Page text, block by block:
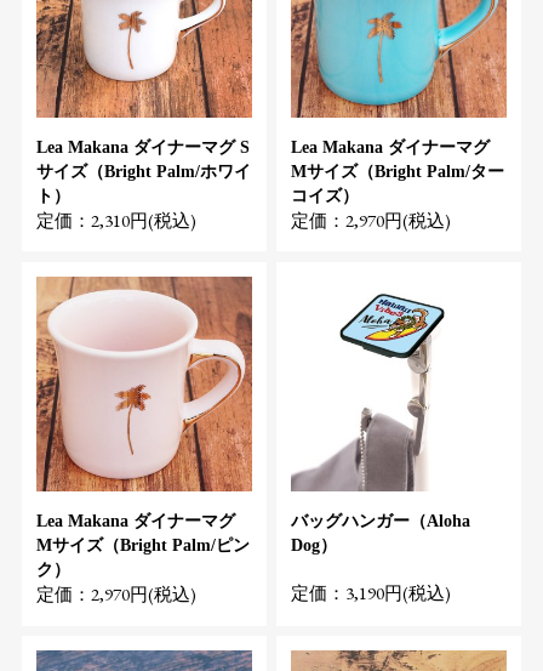
Lea Makana ダイナーマグ S
サイズ（Bright Palm/ホワイ
ト）
定価：2,310円(税込)
Lea Makana ダイナーマグ
Mサイズ（Bright Palm/ター
コイズ）
定価：2,970円(税込)
Lea Makana ダイナーマグ
Mサイズ（Bright Palm/ピン
ク）
定価：2,970円(税込)
バッグハンガー（Aloha
Dog）
定価：3,190円(税込)